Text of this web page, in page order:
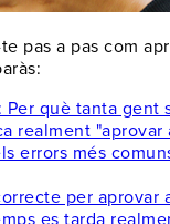
pas a pas com
què tanta gent
realment "aprovar
errors més
per aprovar
es tarda